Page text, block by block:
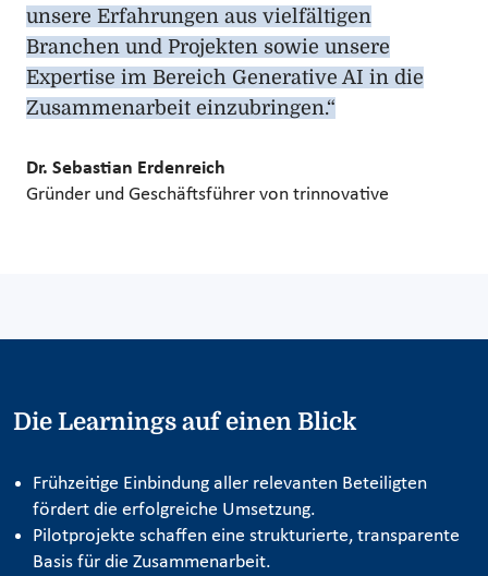
unsere Erfahrungen aus vielfältigen
Branchen und Projekten sowie unsere
Expertise im Bereich Generative AI in die
Zusammenarbeit einzubringen.“
Dr. Sebastian Erdenreich
Gründer und Geschäftsführer von trinnovative
Die Learnings auf einen Blick
Frühzeitige Einbindung aller relevanten Beteiligten
fördert die erfolgreiche Umsetzung.
Pilotprojekte schaffen eine strukturierte, transparente
Basis für die Zusammenarbeit.